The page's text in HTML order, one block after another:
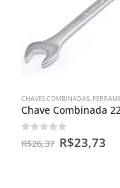
CHAVES COMBINADAS, FERRAMENTAS
out of 5
R$26,37 R$23,73